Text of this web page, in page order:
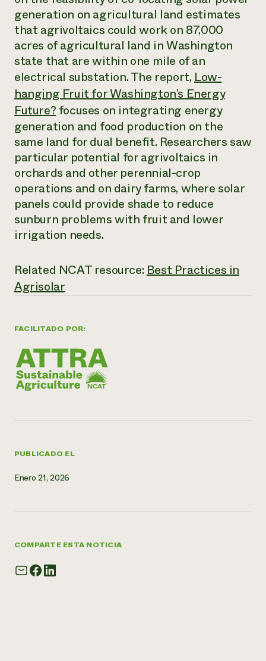
Informes anuales y financieros
Historias de impacto
Informe de
impacto 2024
LEER EL INFORME
Latinos en la agricultura
Sistemas alimentarios locales
Agricultura urbana
Las mujeres en la agricultura
Evento anual de reciclaje de productos electrónicos
Programa de descuentos de NorthWestern Energy
Servicios energéticos comerciales
Servicios energéticos residenciales
LIHEAP
Centro de intercambio de información AgriSolar
Blog
Podcasts
Publicaciones
Cursos cortos
Vídeos
Oportunidades de financiación
Noticias
Internship Hub
Buscar prácticas
Contratar a un becario
Asociaciones empresariales
Donar
Donaciones planificadas
Boletín
Consultas de los medios de comunicación
Todos
contribuyen a la
resiliencia de la
comunidad.
DONAR AHORA
FACILITADO POR:
PUBLICADO EL
Enero 21, 2026
COMPARTE ESTA NOTICIA
generation on agricultural land estimates
that agrivoltaics could work on 87,000
acres of agricultural land in Washington
state that are within one mile of an
electrical substation. The report,Low-
hanging Fruit for Washington’s Energy
Future?focuses on integrating energy
generation and food production on the
same land for dual benefit. Researchers saw
particular potential for agrivoltaics in
orchards and other perennial-crop
operations and on dairy farms, where solar
panels could provide shade to reduce
sunburn problems with fruit and lower
irrigation needs.
Related NCAT resource:Best Practices in
Agrisolar